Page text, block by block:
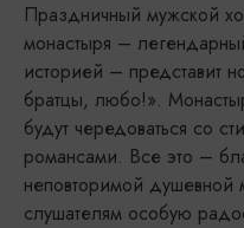
Праздничный мужской
монастыря –
историей – представит
братцы, любо!».
будут чередоваться со
романсами. Все это –
неповторимой
слушателям особую